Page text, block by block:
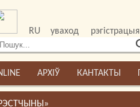
RU уваход рэгістрацыя
АРХІЎ КАНТАКТЫ